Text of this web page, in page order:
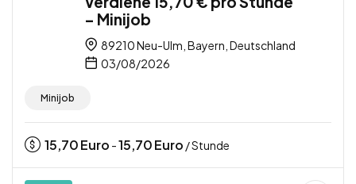
– Minijob
89210 Neu-Ulm, Bayern, Deutschland
03/08/2026
Minijob
15,70Euro -15,70Euro / Stunde